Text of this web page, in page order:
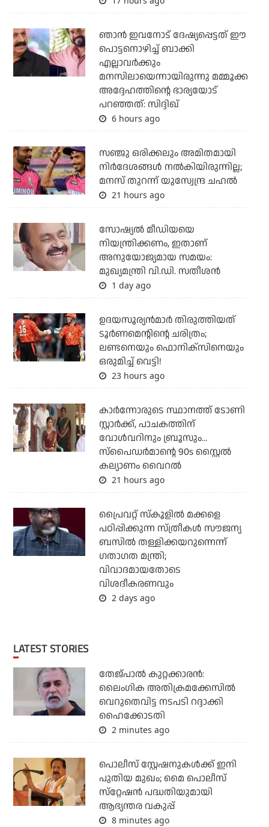
ഞാന്‍ ഇവനോട് ദേഷ്യപ്പെട്ടത് ഈ
പൊട്ടനൊഴിച്ച് ബാക്കി
എല്ലാവര്‍ക്കും
മനസിലായെന്നായിരുന്നു മമ്മൂക്ക
അദ്ദേഹത്തിന്റെ ഭാര്യയോട്
പറഞ്ഞത്: സിദ്ദിഖ്
6 hours ago
സഞ്ജു ഒരിക്കലും അമിതമായി
നിര്‍ദേശങ്ങള്‍ നല്‍കിയിരുന്നില്ല;
മനസ് തുറന്ന് യുസ്വേന്ദ്ര ചഹല്‍
21 hours ago
സോഷ്യല്‍ മീഡിയയെ
നിയന്ത്രിക്കണം, ഇതാണ്
അനുയോജ്യമായ സമയം:
മുഖ്യമന്ത്രി വി.ഡി. സതീശന്‍
1 day ago
ഉദയസൂര്യന്‍മാര്‍ തിരുത്തിയത്
ടൂര്‍ണമെന്റിന്റെ ചരിത്രം;
ലണ്ടനെയും ഫൊനിക്‌സിനെയും
ഒരുമിച്ച് വെട്ടി!
23 hours ago
കാര്‍ന്നോരുടെ സ്ഥാനത്ത് ടോണി
സ്റ്റാര്‍ക്ക്, പാചകത്തിന്
വോള്‍വറിനും ബ്രൂസും...
സ്‌പൈഡര്‍മാന്റെ 90s സ്റ്റൈല്‍
കല്യാണം വൈറല്‍
21 hours ago
പ്രൈവറ്റ് സ്‌കൂളില്‍ മക്കളെ
പഠിപ്പിക്കുന്ന സ്ത്രീകള്‍ സൗജന്യ
ബസില്‍ തള്ളിക്കയറുന്നെന്ന്
ഗതാഗത മന്ത്രി;
വിവാദമായതോടെ
വിശദീകരണവും
2 days ago
LATEST STORIES
തേജ്പാല്‍ കുറ്റക്കാരന്‍:
ലൈംഗിക അതിക്രമക്കേസില്‍
വെറുതെവിട്ട നടപടി റദ്ദാക്കി
ഹൈക്കോടതി
2 minutes ago
പൊലീസ് സ്റ്റേഷനുകള്‍ക്ക് ഇനി
പുതിയ മുഖം; മൈ പൊലീസ്
സ്‌റ്റേഷന്‍ പദ്ധതിയുമായി
ആഭ്യന്തര വകുപ്പ്
8 minutes ago